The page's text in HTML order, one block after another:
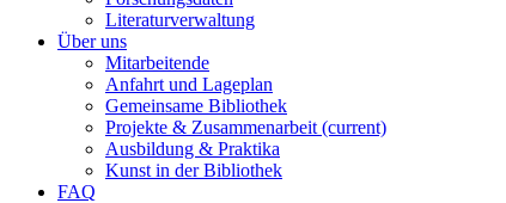
Literaturverwaltung
Über uns
Mitarbeitende
Anfahrt und Lageplan
Gemeinsame Bibliothek
Projekte & Zusammenarbeit (current)
Ausbildung & Praktika
Kunst in der Bibliothek
FAQ